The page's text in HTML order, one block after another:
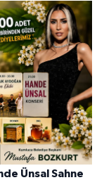
Ünsal Sahne